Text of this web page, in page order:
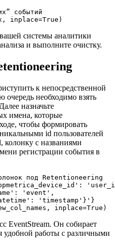
событий
inplace=True )
системы аналитики
и выполните очистку.
к непосредственной
очередь необходимо взять
назначьте
имена, которые
чтобы формировать
id пользователей
колонку с названиями
регистрации события в
под Retentioneering
': '
: 'event' ,
: 'timestamp' } '}
inplace=True )
EventStream. Он собирает
работы с различными